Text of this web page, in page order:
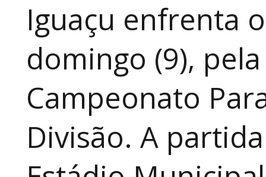
Iguaçu enfrenta
domingo (9),
Campeonato
Divisão. A